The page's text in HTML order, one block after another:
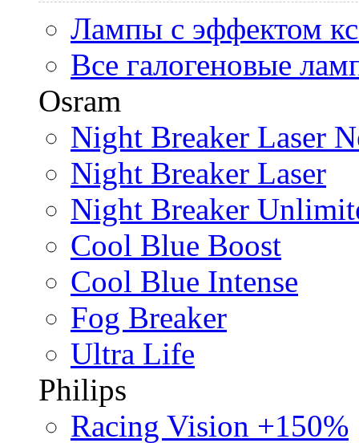
Лампы с эффектом
Все галогеновые
Osram
Night Breaker Laser
Night Breaker Laser
Night Breaker
Cool Blue Boost
Cool Blue Intense
Fog Breaker
Ultra Life
Philips
Racing Vision +150%